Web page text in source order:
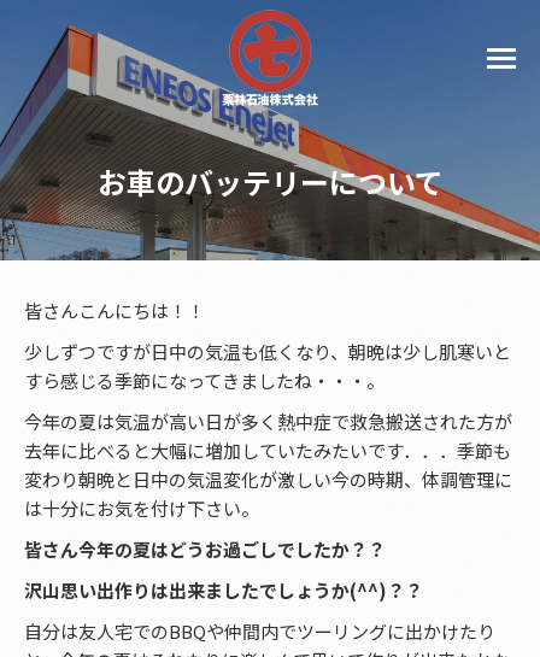
お車のバッテリーについて
皆さんこんにちは！！
少しずつですが日中の気温も低くなり、朝晩は少し肌寒いと
すら感じる季節になってきましたね・・・。
今年の夏は気温が高い日が多く熱中症で救急搬送された方が
去年に比べると大幅に増加していたみたいです．．．季節も
変わり朝晩と日中の気温変化が激しい今の時期、体調管理に
は十分にお気を付け下さい。
皆さん今年の夏はどうお過ごしでしたか？？
沢山思い出作りは出来ましたでしょうか(^^)？？
自分は友人宅でのBBQや仲間内でツーリングに出かけたり